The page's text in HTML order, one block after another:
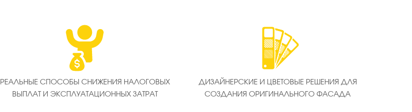
РЕАЛЬНЫЕ СПОСОБЫ СНИЖЕНИЯ НАЛОГОВЫХ
ВЫПЛАТ И ЭКСПЛУАТАЦИОННЫХ ЗАТРАТ
ДИЗАЙНЕРСКИЕ И ЦВЕТОВЫЕ РЕШЕНИЯ ДЛЯ
СОЗДАНИЯ ОРИГИНАЛЬНОГО ФАСАДА